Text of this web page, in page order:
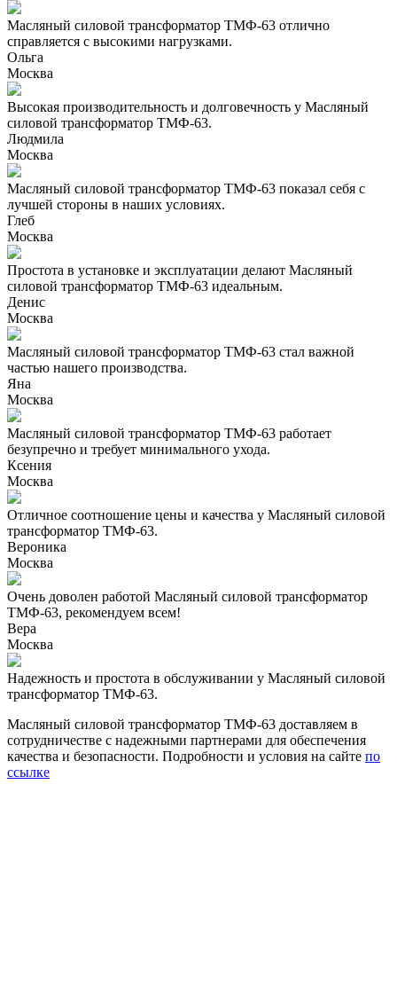
Масляный силовой трансформатор ТМФ-63 отлично
справляется с высокими нагрузками.
Ольга
Москва
Высокая производительность и долговечность у Масляный
силовой трансформатор ТМФ-63.
Людмила
Москва
Масляный силовой трансформатор ТМФ-63 показал себя с
лучшей стороны в наших условиях.
Глеб
Москва
Простота в установке и эксплуатации делают Масляный
силовой трансформатор ТМФ-63 идеальным.
Денис
Москва
Масляный силовой трансформатор ТМФ-63 стал важной
частью нашего производства.
Яна
Москва
Масляный силовой трансформатор ТМФ-63 работает
безупречно и требует минимального ухода.
Ксения
Москва
Отличное соотношение цены и качества у Масляный силовой
трансформатор ТМФ-63.
Вероника
Москва
Очень доволен работой Масляный силовой трансформатор
ТМФ-63, рекомендуем всем!
Вера
Москва
Надежность и простота в обслуживании у Масляный силовой
трансформатор ТМФ-63.
Масляный силовой трансформатор ТМФ-63 доставляем в
сотрудничестве с надежными партнерами для обеспечения
качества и безопасности. Подробности и условия на сайте по
ссылке